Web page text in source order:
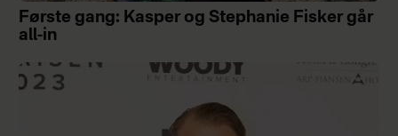
Første gang: Kasper og Stephanie Fisker går
all-in